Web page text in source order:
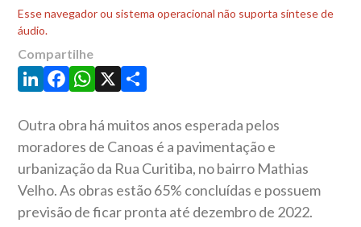
Esse navegador ou sistema operacional não suporta síntese de
áudio.
Compartilhe
LinkedIn
Facebook
WhatsApp
X Share
Outra obra há muitos anos esperada pelos
moradores de Canoas é a pavimentação e
urbanização da Rua Curitiba, no bairro Mathias
Velho. As obras estão 65% concluídas e possuem
previsão de ficar pronta até dezembro de 2022.